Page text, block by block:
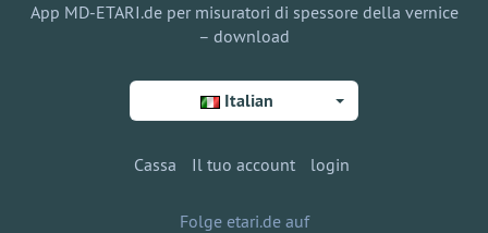
App MD-ETARI.de per misuratori di spessore della vernice
– download
Italian
Cassa Il tuo account login
Folge etari.de auf